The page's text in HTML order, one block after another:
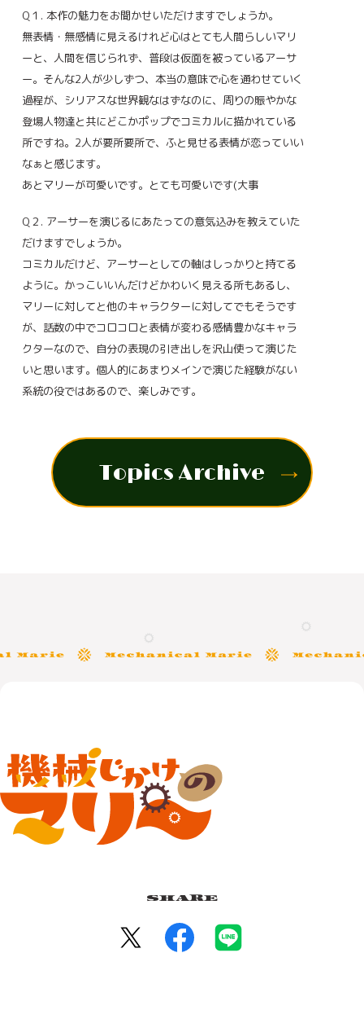
Q１. 本作の魅力をお聞かせいただけますでしょうか。
無表情・無感情に見えるけれど心はとても人間らしいマリ
ーと、人間を信じられず、普段は仮面を被っているアーサ
ー。そんな2人が少しずつ、本当の意味で心を通わせていく
過程が、シリアスな世界観なはずなのに、周りの賑やかな
登場人物達と共にどこかポップでコミカルに描かれている
所ですね。2人が要所要所で、ふと見せる表情が恋っていい
なぁと感じます。
あとマリーが可愛いです。とても可愛いです(大事
Q２. アーサーを演じるにあたっての意気込みを教えていた
だけますでしょうか。
コミカルだけど、アーサーとしての軸はしっかりと持てる
ように。かっこいいんだけどかわいく見える所もあるし、
マリーに対してと他のキャラクターに対してでもそうです
が、話数の中でコロコロと表情が変わる感情豊かなキャラ
クターなので、自分の表現の引き出しを沢山使って演じた
いと思います。個人的にあまりメインで演じた経験がない
系統の役ではあるので、楽しみです。
Topics Archive
SHARE